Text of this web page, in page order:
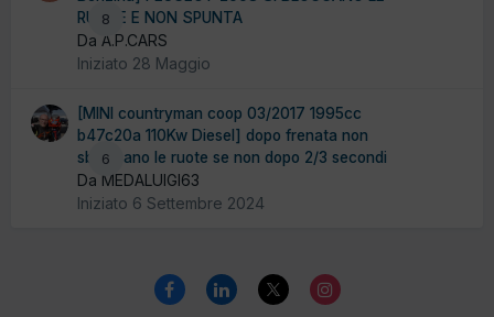
8
RUOTE E NON SPUNTA
Da A.P.CARS
Iniziato 28 Maggio
6
[MINI countryman coop 03/2017 1995cc
b47c20a 110Kw Diesel] dopo frenata non
sbloccano le ruote se non dopo 2/3 secondi
Da MEDALUIGI63
Iniziato 6 Settembre 2024